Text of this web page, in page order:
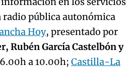
pública autonómica
Hoy, presentado por
Rubén García Castelbón y
a 10.00h; Castilla-La